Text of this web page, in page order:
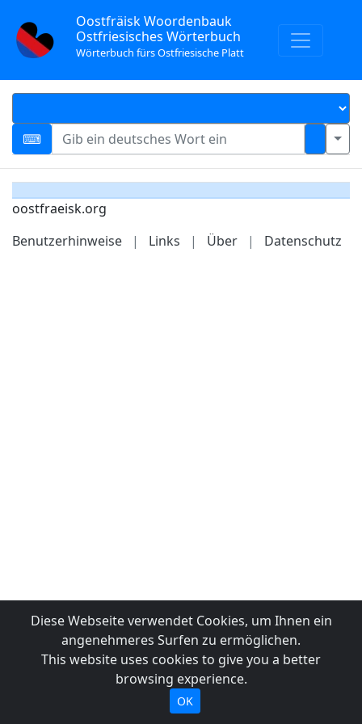
Oostfräisk Woordenbauk
Ostfriesisches Wörterbuch
Wörterbuch fürs Ostfriesische Platt
oostfraeisk.org
Benutzerhinweise
| Links | Über | Datenschutz
Diese Webseite verwendet Cookies, um Ihnen ein
angenehmeres Surfen zu ermöglichen.
This website uses cookies to give you a better
browsing experience.
OK